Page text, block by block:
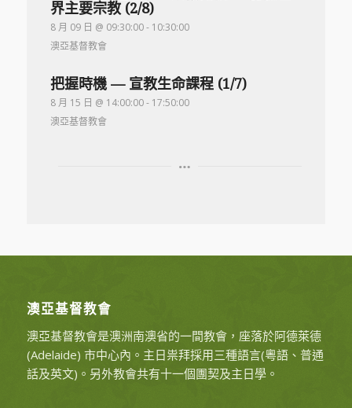
界主要宗教 (2/8)
8 月 09 日 @ 09:30:00- 10:30:00
澳亞基督教會
把握時機 — 宣教生命課程 (1/7)
8 月 15 日 @ 14:00:00- 17:50:00
澳亞基督教會
澳亞基督教會
澳亞基督教會是澳洲南澳省的一間教會，座落於阿德萊德
(Adelaide) 市中心內。主日祟拜採用三種語言(粵語、普通
話及英文)。另外教會共有十一個團契及主日學。